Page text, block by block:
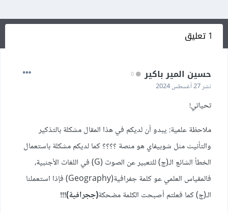
1 تعليق
حسين المير باكير
نشر27 أغسطس 2024
تحياتي!
ملاحظة علمية: يبدو أن لديكم في هذا المقال مشكلة بالتذكير
والتأنيث مثل شوبيفاي هو منصة ؟؟؟؟ كما لديكم مشكلة باستعمال
الخطأ الشائع الـ(ج) للتعبير عن الصوت (G) في اللغات الأجنبية،
فالمقياس العلمي عو كلمة جفرافية(Geography) فإذا استعملنا
الـ(ج) كما فعلتم أصبحت الكلمة مضحكة(ججرافية)!!!